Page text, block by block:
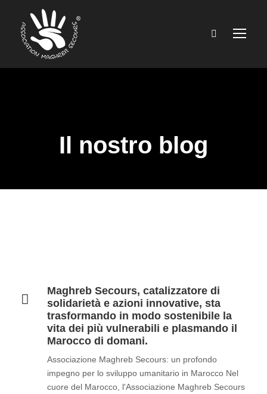
Il nostro blog
Maghreb Secours, catalizzatore di
solidarietà e azioni innovative, sta
trasformando in modo sostenibile la
vita dei più vulnerabili e plasmando il
Marocco di domani.
Associazione Maghreb Secours: un profondo
impegno per lo sviluppo umanitario in Marocco Nel
cuore del Marocco, l'Associazione Maghreb Secours